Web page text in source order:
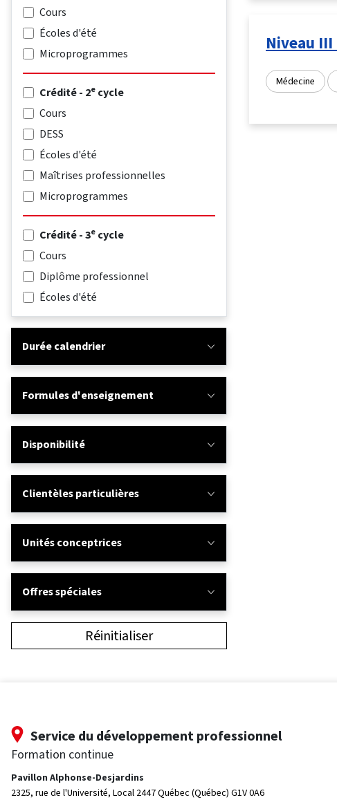
Cours
Écoles d'été
Microprogrammes
Crédité - 2e cycle
Cours
DESS
Écoles d'été
Maîtrises professionnelles
Microprogrammes
Crédité - 3e cycle
Cours
Diplôme professionnel
Écoles d'été
Durée calendrier
Formules d'enseignement
Disponibilité
Clientèles particulières
Unités conceptrices
Offres spéciales
Réinitialiser
Niveau
Médecine
Service du développement professionnel
Formation continue
Pavillon Alphonse-Desjardins
2325, rue de l'Université, Local 2447Québec (Québec) G1V 0A6